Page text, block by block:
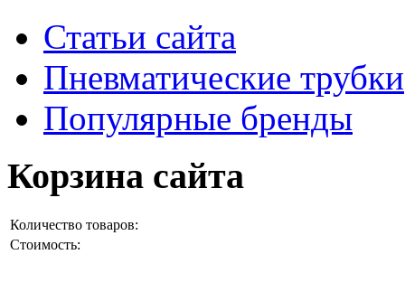
Статьи сайта
Пневматические трубки
Популярные бренды
Корзина сайта
Количество товаров:
Стоимость: